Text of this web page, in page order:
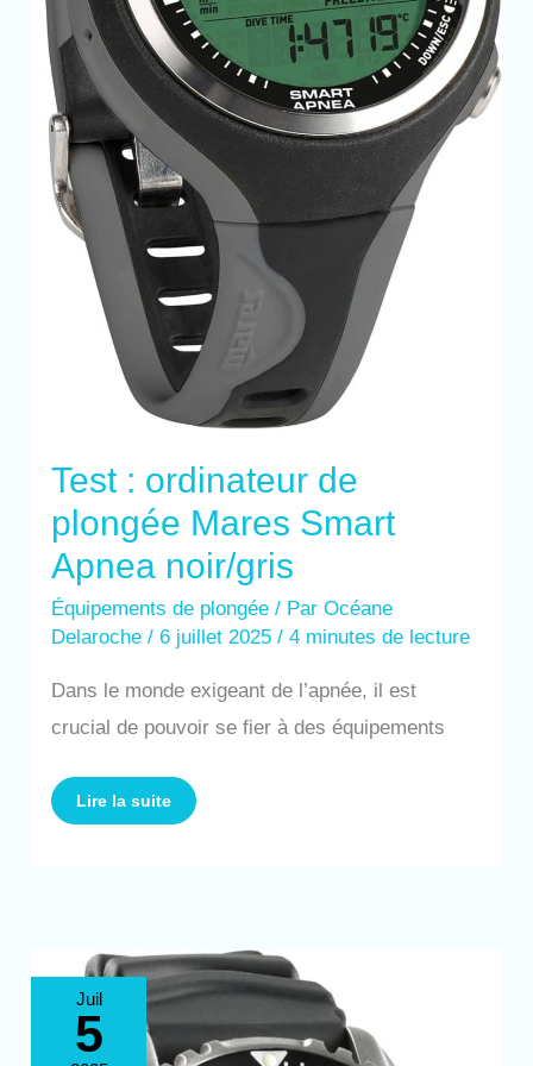
Test : ordinateur de
plongée Mares Smart
Apnea noir/gris
Équipements de plongée / ParOcéane
Delaroche/6 juillet 2025/4 minutes de lecture
Dans le monde exigeant de l’apnée, il est
crucial de pouvoir se fier à des équipements
Lire la suite
Juil
5
de
la
montre
de